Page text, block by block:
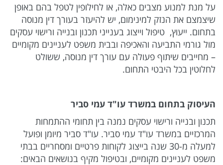
על מנת למנוע מצבים כאלה, או לחילופין לטפל בהם באופן
שיצמצם את הנזק למינימום, יש להיעזר בעורך דין מנוסה
בתחום. ייעוץ, טיפול וייצוג בענייני תכנון ובנייה ורישוי עסקים
מול גורמי התביעה והאכיפה ובבית משפט לעניינים מקומיים
– מחייבים שיתוף פעולה עם עורך דין מנוסה, ששולט
לחלוטין בכל היבטי התחום.
העיסוק בתחום במשרד עו"ד עמי סביר
תכנון ובנייה ורישוי עסקים נמנה בין תחומי ההתמחות
המרכזיים במשרד עו"ד עמי סביר. עו"ד סביר מיומן ופועל
למעלה מ-30 שנה בייצוג לקוחות פרטיים ומסחריים בבתי
משפט לעניינים מקומיים, ובטיפול מקיף בנושאים הבאים: